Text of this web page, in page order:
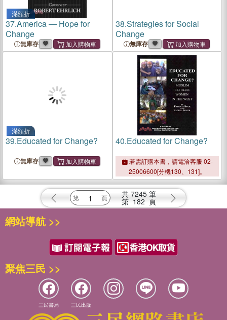
滿額折
37.America ― Hope for
Change
無庫存
38.Strategies for Social
Change
無庫存
滿額折
39.Educated for Change?
無庫存
40.Educated for Change?
若需訂購本書，請電洽客服 02-
25006600[分機130、131]。
共 7245 筆
第 182 頁
網站導航 >>
聚焦三民 >>
三民書局 三民出版